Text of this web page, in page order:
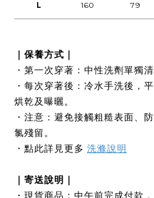
L 160 79
｜保養方式｜
・第一次穿著：中性洗劑單獨
・每次穿著後：冷水手洗後，
烘乾及曝曬。
・注意：避免接觸粗糙表面、
氯殘留。
・點此詳見更多 洗滌說明
｜寄送說明｜
・現貨商品：中午前完成付款